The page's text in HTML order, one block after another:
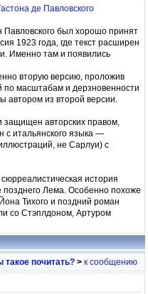
де Павловского
был хорошо принят
1923 года, где текст расширен
Именно там и появились
вторую версию, проложив
по масштабам и дерзновенности
автором из второй версии.
защищен авторских правом,
с итальянского языка —
не Сарлуи) с
история
позднего Лема. Особенно похоже
Тихого и поздний роман
со Стэплдоном, Артуром
такое почитать? > к сообщению